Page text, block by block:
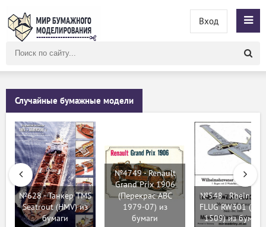
сайту
Вход
Случайные бумажные модели
№628 - Танкер TMS
Seatrout (HMV) из
бумаги
№4749 - Renault
Grand Prix 1906
(Перекрас ABC
1979-07) из
бумаги
№548 - Rhein
FLUG RW301
1509) из бумаги